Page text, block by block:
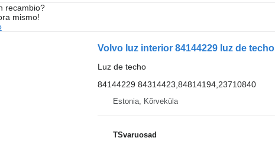
recambio?
mismo!
Volvo luz interior 84144229 luz de
Luz de techo
84144229 84314423,84814194,23710840
Estonia, Kõrveküla
TSvaruosad